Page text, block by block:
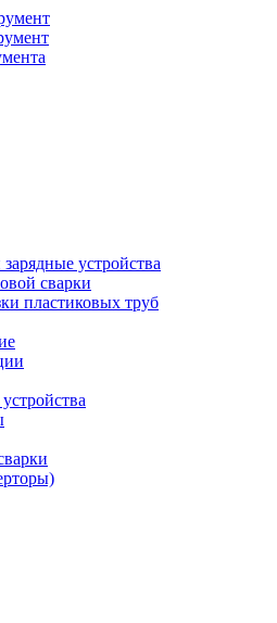
устройства
сварки
пластиковых труб